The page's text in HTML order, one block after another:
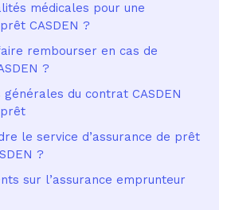
médicales pour une
CASDEN ?
rembourser en cas de
?
générales du contrat CASDEN
le service d’assurance de prêt
?
sur l’assurance emprunteur